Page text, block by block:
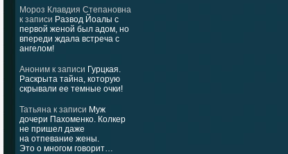
Мороз Клавдия Степановна
к записи Развод Йоалы с
первой женой был адом, но
впереди ждала встреча с
ангелом!
Аноним к записи Гурцкая.
Раскрыта тайна, которую
скрывали ее темные очки!
Татьяна к записи Муж
дочери Пахоменко. Колкер
не пришел даже
на отпевание жены.
Это о многом говорит…